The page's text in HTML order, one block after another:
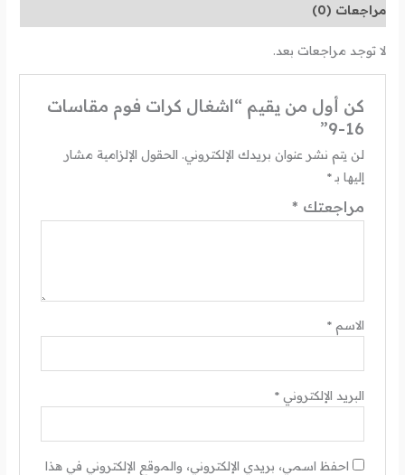
مراجعات (0)
لا توجد مراجعات بعد.
كن أول من يقيم “اشغال كرات فوم مقاسات
16-9”
لن يتم نشر عنوان بريدك الإلكتروني. الحقول الإلزامية مشار
إليها بـ*
مراجعتك *
الاسم *
البريد الإلكتروني *
احفظ اسمي، بريدي الإلكتروني، والموقع الإلكتروني في هذا